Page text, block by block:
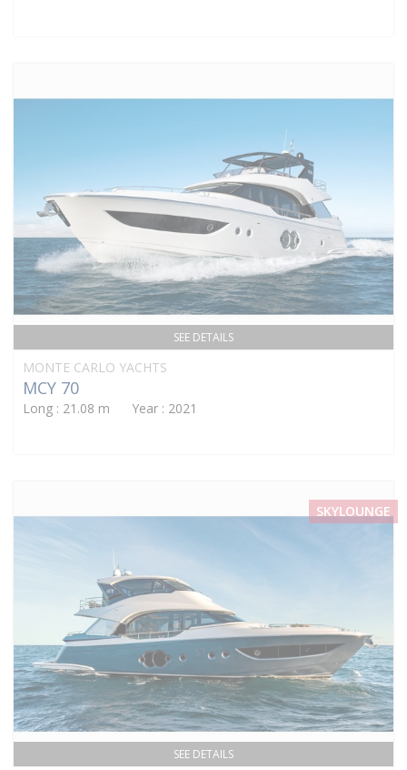
SEE DETAILS
MONTE CARLO YACHTS
MCY 70
Long : 21.08 m Year : 2021
SEE DETAILS
SKYLOUNGE